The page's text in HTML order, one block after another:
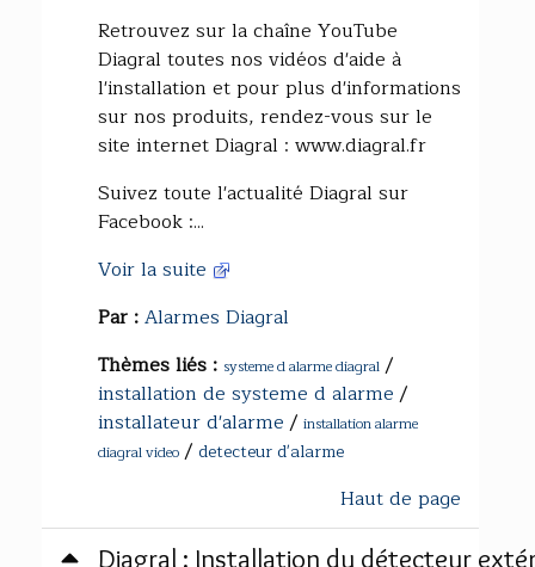
Retrouvez sur la chaîne YouTube
Diagral toutes nos vidéos d'aide à
l'installation et pour plus d'informations
sur nos produits, rendez-vous sur le
site internet Diagral : www.diagral.fr
Suivez toute l'actualité Diagral sur
Facebook :...
Voir la suite
Par :Alarmes Diagral
Thèmes liés : systeme d alarme diagral /
installation de systeme d alarme/
installateur d'alarme/ installation alarme
diagral video / detecteur d'alarme
Haut de page
Diagral : Installation du détecteur